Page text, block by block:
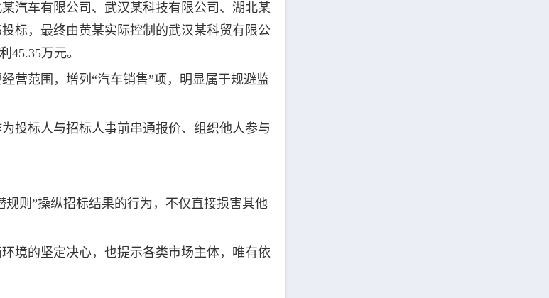
汽车有限公司、武汉某科技有限公司、湖北某
标，最终由黄某实际控制的武汉某科贸有限公
45.35万元。
营范围，增列“汽车销售”项，明显属于规避监
投标人与招标人事前串通报价、组织他人参与
则”操纵招标结果的行为，不仅直接损害其他
境的坚定决心，也提示各类市场主体，唯有依